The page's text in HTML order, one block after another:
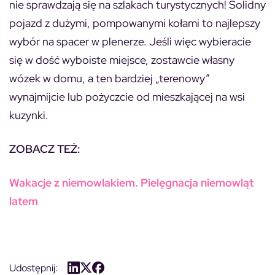
nie sprawdzają się na szlakach turystycznych! Solidny
pojazd z dużymi, pompowanymi kołami to najlepszy
wybór na spacer w plenerze. Jeśli więc wybieracie
się w dość wyboiste miejsce, zostawcie własny
wózek w domu, a ten bardziej „terenowy”
wynajmijcie lub pożyczcie od mieszkającej na wsi
kuzynki.
ZOBACZ TEŻ:
Wakacje z niemowlakiem. Pielęgnacja niemowląt
latem
Udostępnij: